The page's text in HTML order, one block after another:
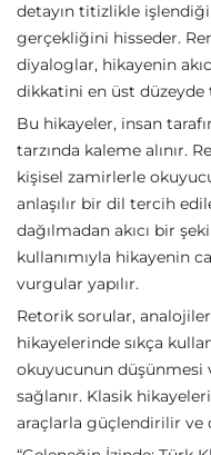
detayın titizlikle
gerçekliğini hisseder.
diyaloglar, hikayenin
dikkatini en üst düzeyde
Bu hikayeler, insan
tarzında kaleme alınır.
kişisel zamirlerle
anlaşılır bir dil tercih
dağılmadan akıcı bir
kullanımıyla hikayenin
vurgular yapılır.
Retorik sorular,
hikayelerinde sıkça
okuyucunun düşünmesi
sağlanır. Klasik
araçlarla güçlendirilir ve